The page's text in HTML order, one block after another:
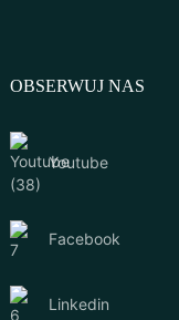
OBSERWUJ NAS
Youtube
Facebook
Linkedin